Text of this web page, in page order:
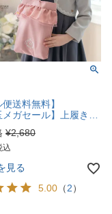
便送料無料】
ゴ刺繍入り フリルシューズバッグ 通園 通学 スクール シューズケース キャサリンコテージ ≪メール便優先商品≫ YUP12
¥2,680
込
見る
5.00 （2）